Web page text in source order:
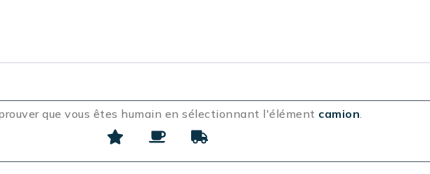
que vous êtes humain en sélectionnant l'élément camion.